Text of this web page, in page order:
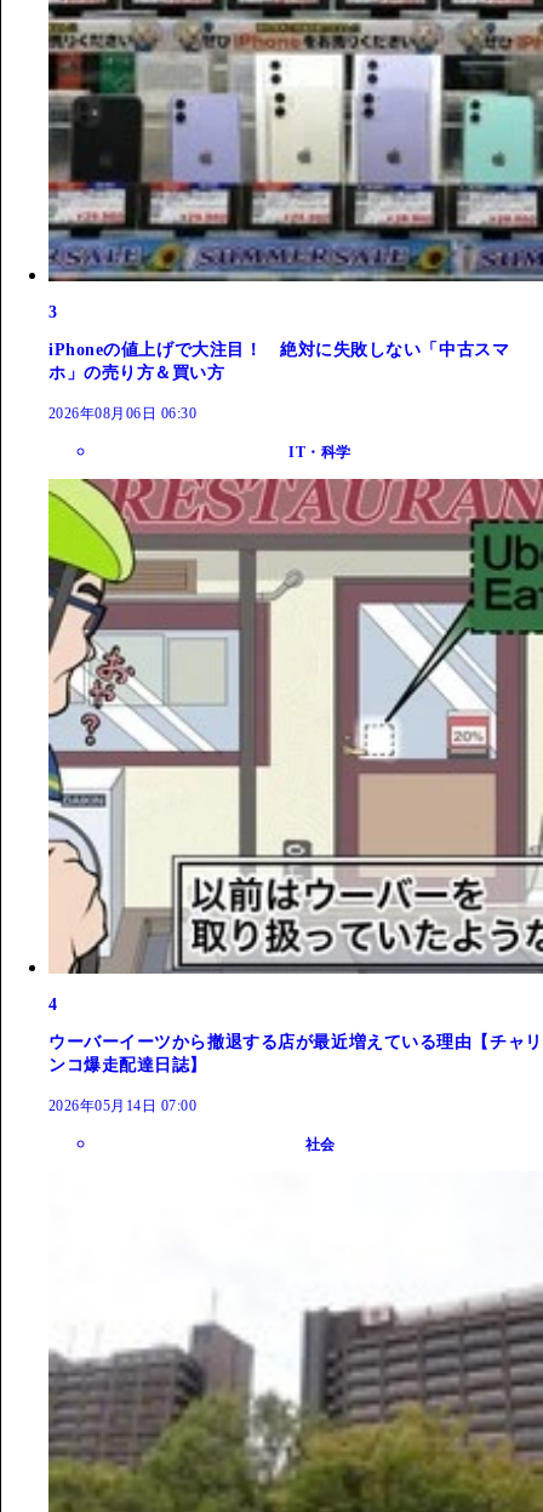
3
iPhoneの値上げで大注目！ 絶対に失敗しない「中古スマ
ホ」の売り方＆買い方
2026年08月06日 06:30
IT・科学
4
ウーバーイーツから撤退する店が最近増えている理由【チャリ
ンコ爆走配達日誌】
2026年05月14日 07:00
社会